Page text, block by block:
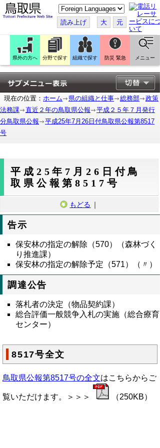
こ
の
ペ
ー
ジ
翻
訳
す
る
読み上げ 大 元
県外の方へ 分野で探す 組織で探す 防災 緊急 メニュー
現在の位置： ホーム 県の組織と仕事 総務部
政策
法務課
直近２年の鳥取県公報
平成２５年７月発行
分鳥取県公報
平成25年7月26日付鳥取県公報第8517
号
平成25年7月26日付鳥
取県公報第8517号
もどる ｜
告示
保安林の指定の解除（570）（森林づく
り推進課）
保安林の指定の解除予定（571）（〃）
調達公告
落札者の決定（物品契約課）
総合評価一般競争入札の実施（総合療育
センター）
8517号全文
鳥取県公報第8517号の全文はこちらからご
覧いただけます。＞＞＞ （250KB）